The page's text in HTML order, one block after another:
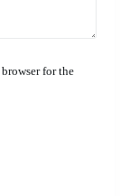
for the